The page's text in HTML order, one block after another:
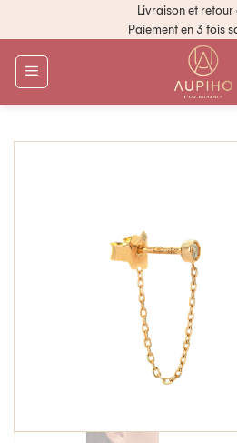
Livraison et retour
Paiement en 3 fois